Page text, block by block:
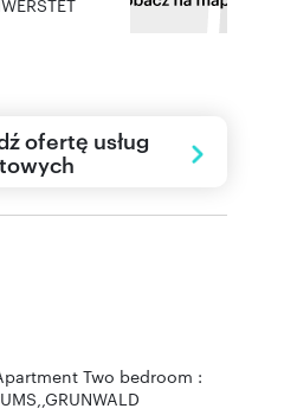
ofertę usług
Two bedroom :